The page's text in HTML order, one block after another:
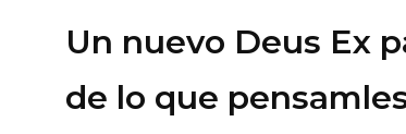
Un nuevo Deus Ex
de lo que